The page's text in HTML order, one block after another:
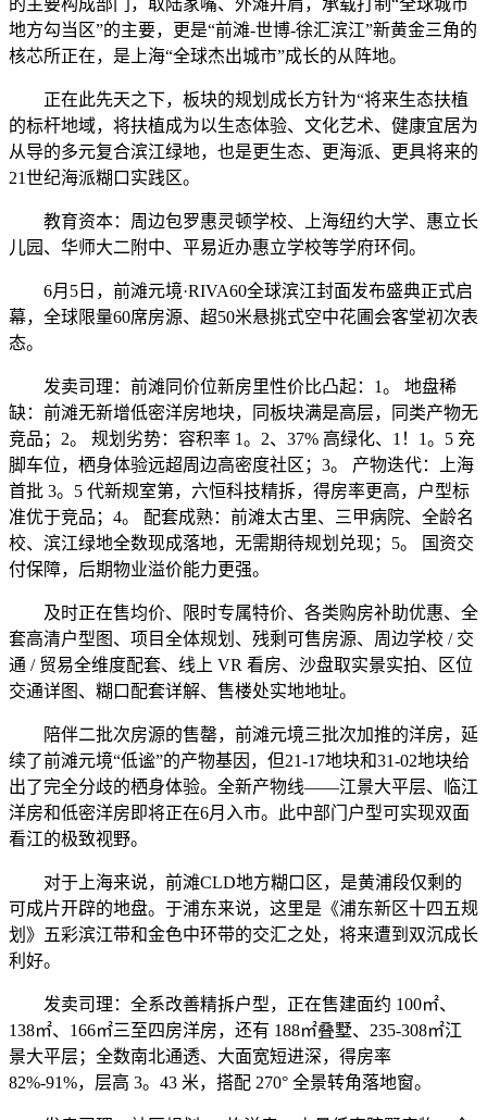
地方勾当区”的主要，更是“前滩-世博-徐汇滨江”新黄金三角的
核芯所正在，是上海“全球杰出城市”成长的从阵地。
正在此先天之下，板块的规划成长方针为“将来生态扶植
的标杆地域，将扶植成为以生态体验、文化艺术、健康宜居为
从导的多元复合滨江绿地，也是更生态、更海派、更具将来的
21世纪海派糊口实践区。
教育资本：周边包罗惠灵顿学校、上海纽约大学、惠立长
儿园、华师大二附中、平易近办惠立学校等学府环伺。
6月5日，前滩元境·RIVA60全球滨江封面发布盛典正式启
幕，全球限量60席房源、超50米悬挑式空中花圃会客堂初次表
态。
发卖司理：前滩同价位新房里性价比凸起：1。 地盘稀
缺：前滩无新增低密洋房地块，同板块满是高层，同类产物无
竞品；2。 规划劣势：容积率 1。2、37% 高绿化、1！1。5 充
脚车位，栖身体验远超周边高密度社区；3。 产物迭代：上海
首批 3。5 代新规室第，六恒科技精拆，得房率更高，户型标
准优于竞品；4。 配套成熟：前滩太古里、三甲病院、全龄名
校、滨江绿地全数现成落地，无需期待规划兑现；5。 国资交
付保障，后期物业溢价能力更强。
及时正在售均价、限时专属特价、各类购房补助优惠、全
套高清户型图、项目全体规划、残剩可售房源、周边学校 / 交
通 / 贸易全维度配套、线上 VR 看房、沙盘取实景实拍、区位
交通详图、糊口配套详解、售楼处实地地址。
陪伴二批次房源的售罄，前滩元境三批次加推的洋房，延
续了前滩元境“低谧”的产物基因，但21-17地块和31-02地块给
出了完全分歧的栖身体验。全新产物线——江景大平层、临江
洋房和低密洋房即将正在6月入市。此中部门户型可实现双面
看江的极致视野。
对于上海来说，前滩CLD地方糊口区，是黄浦段仅剩的
可成片开辟的地盘。于浦东来说，这里是《浦东新区十四五规
划》五彩滨江带和金色中环带的交汇之处，将来遭到双沉成长
利好。
发卖司理：全系改善精拆户型，正在售建面约 100㎡、
138㎡、166㎡三至四房洋房，还有 188㎡叠墅、235-308㎡江
景大平层；全数南北通透、大面宽短进深，得房率
82%-91%，层高 3。43 米，搭配 270° 全景转角落地窗。